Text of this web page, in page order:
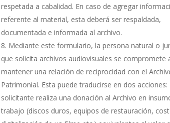
respetada a cabalidad. En caso de agregar
referente al material, esta deberá ser respaldada,
documentada e informada al archivo.
Mediante este formulario, la persona natural o
que solicita archivos audiovisuales se compromete
mantener una relación de reciprocidad con el
Patrimonial. Esta puede traducirse en dos acciones:
solicitante realiza una donación al Archivo en
trabajo (discos duros, equipos de restauración,